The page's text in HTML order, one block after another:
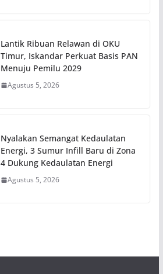
Lantik Ribuan Relawan di OKU
Timur, Iskandar Perkuat Basis PAN
Menuju Pemilu 2029
Agustus 5, 2026
Nyalakan Semangat Kedaulatan
Energi, 3 Sumur Infill Baru di Zona
4 Dukung Kedaulatan Energi
Agustus 5, 2026